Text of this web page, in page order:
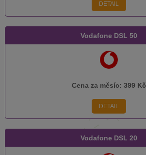
DETAIL
Vodafone DSL 50
Cena za měsíc: 399 Kč
DETAIL
Vodafone DSL 20